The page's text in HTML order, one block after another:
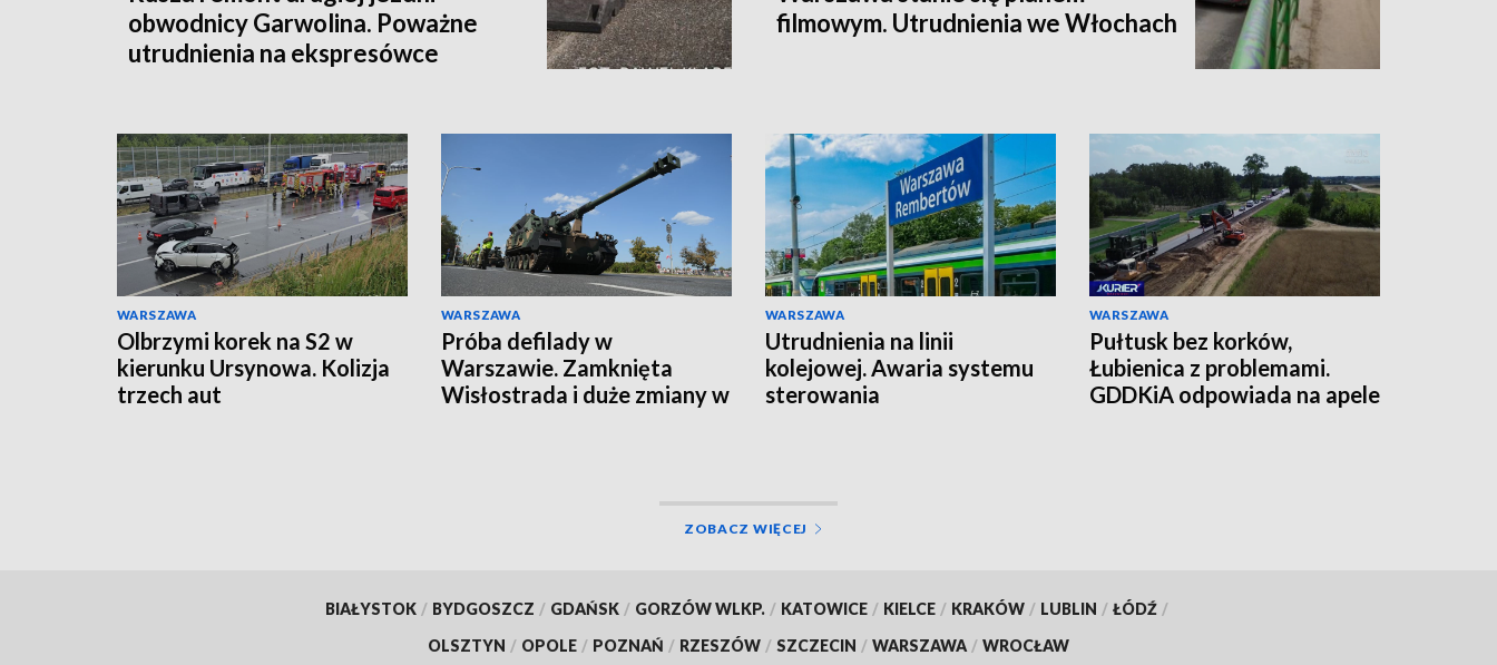
obwodnicy Garwolina. Poważne
utrudnienia na ekspresówce
filmowym. Utrudnienia we Włochach
WARSZAWA
Olbrzymi korek na S2 w
kierunku Ursynowa. Kolizja
trzech aut
WARSZAWA
Próba defilady w
Warszawie. Zamknięta
Wisłostrada i duże zmiany w
WARSZAWA
Utrudnienia na linii
kolejowej. Awaria systemu
sterowania
WARSZAWA
Pułtusk bez korków,
Łubienica z problemami.
GDDKiA odpowiada na apele
ZOBACZ WIĘCEJ
BIAŁYSTOK / BYDGOSZCZ / GDAŃSK / GORZÓW WLKP. / KATOWICE / KIELCE / KRAKÓW / LUBLIN / ŁÓDŹ /
OLSZTYN / OPOLE / POZNAŃ / RZESZÓW / SZCZECIN / WARSZAWA / WROCŁAW